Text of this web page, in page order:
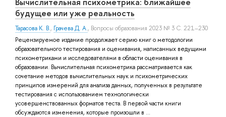
будущее или уже реальность
Тарасова К. В., Грачева Д. А., Вопросы образования 2023 № 3 С. 221–230
Рецензируемое издание продолжает серию книг о методологии
образовательного тестирования и оценивания, написанных ведущими
психометриками и исследователями в области оценивания в
образовании. Вычислительная психометрика рассматривается как
сочетание методов вычислительных наук и психометрических
принципов измерений для анализа данных, полученных в результате
тестирования с использованием технологически
усовершенствованных форматов теста. В первой части книги
обсуждаются изменения, которые произошли в ...